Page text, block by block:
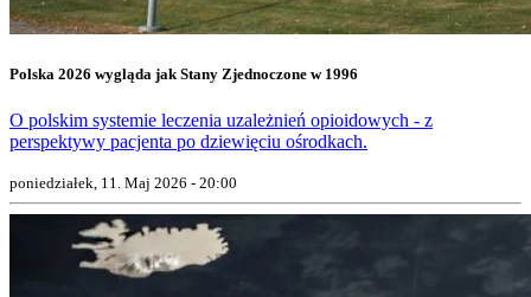
Polska 2026 wygląda jak Stany Zjednoczone w 1996
O polskim systemie leczenia uzależnień opioidowych - z
perspektywy pacjenta po dziewięciu ośrodkach.
poniedziałek, 11. Maj 2026 - 20:00